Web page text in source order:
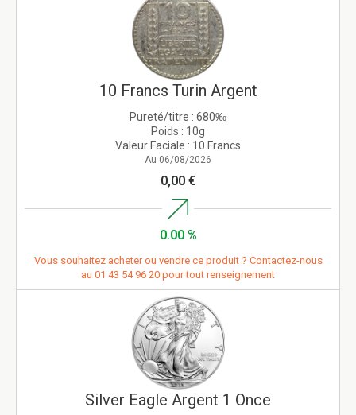
10 Francs Turin Argent
Pureté/titre : 680‰
Poids : 10g
Valeur Faciale : 10 Francs
Au 06/08/2026
0,00 €
0.00 %
Vous souhaitez acheter ou vendre ce produit ? Contactez-nous
au 01 43 54 96 20 pour tout renseignement
Silver Eagle Argent 1 Once